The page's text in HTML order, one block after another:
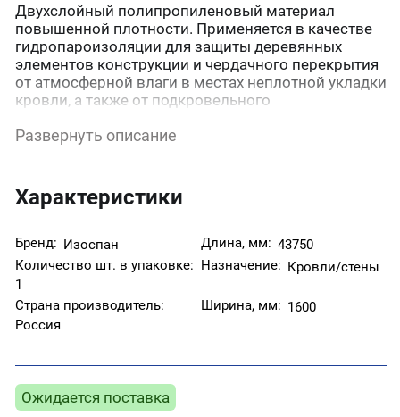
Двухслойный полипропиленовый материал
повышенной плотности. Применяется в качестве
гидропароизоляции для защиты деревянных
элементов конструкции и чердачного перекрытия
от атмосферной влаги в местах неплотной укладки
кровли, а также от подкровельного
межэтажных перекрытиях для защиты утеплителя
гидроизолирующий материал в цементных
стяжках при устройстве полов в подвальных и
ламината, материал применяется как
пароизоляция.
Развернуть описание
Характеристики
Бренд: Изоспан Длина, мм: 43750
Количество шт. в упаковке:
1
Назначение: Кровли/стены
Страна производитель:
Россия
Ширина, мм: 1600
Ожидается поставка